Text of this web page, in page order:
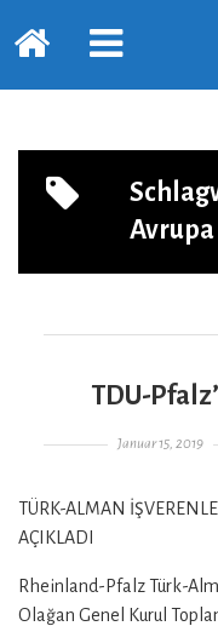
Startseite
PRIMÄRE
ERWEITERN
Avrupa
TDU-
Gepostet am
Januar 15, 2019
TÜRK-ALMAN
AÇIKLADI
Rheinland-Pfalz Türk-
Olağan Genel Kurul